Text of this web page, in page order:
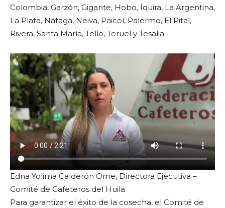
Colombia, Garzón, Gigante, Hobo, Íquira, La Argentina,
La Plata, Nátaga, Neiva, Paicol, Palermo, El Pital,
Rivera, Santa María, Tello, Teruel y Tesalia.
Edna Yolima Calderón Ome, Directora Ejecutiva –
Comité de Cafeteros del Huila
Para garantizar el éxito de la cosecha, el Comité de